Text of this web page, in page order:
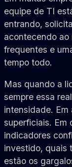
equipe de TI
entrando,
acontecendo ao
frequentes e
tempo todo.
Mas quando a
sempre essa
intensidade.
superficiais. Em
indicadores
investido, quais
estão os